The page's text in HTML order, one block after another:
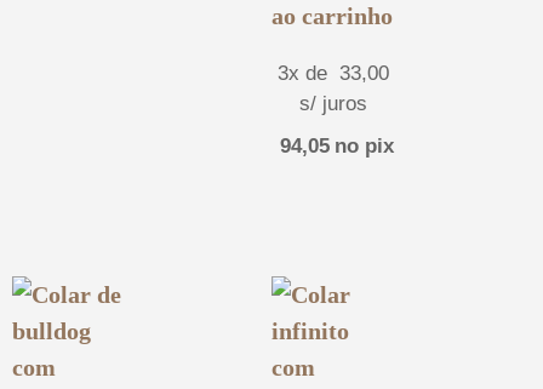
ao carrinho
3x de 33,00
s/ juros
94,05 no pix